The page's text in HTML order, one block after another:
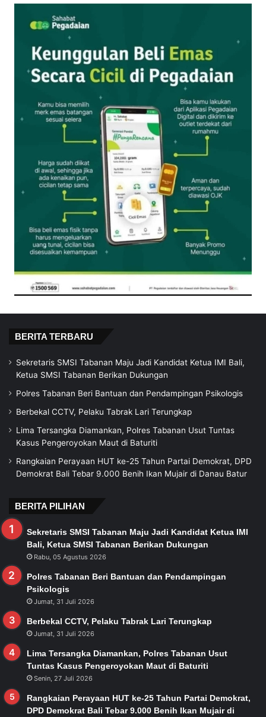
BERITA TERBARU
Sekretaris SMSI Tabanan Maju Jadi Kandidat Ketua IMI Bali,
Ketua SMSI Tabanan Berikan Dukungan
Polres Tabanan Beri Bantuan dan Pendampingan Psikologis
Berbekal CCTV, Pelaku Tabrak Lari Terungkap
Lima Tersangka Diamankan, Polres Tabanan Usut Tuntas
Kasus Pengeroyokan Maut di Baturiti
Rangkaian Perayaan HUT ke-25 Tahun Partai Demokrat, DPD
Demokrat Bali Tebar 9.000 Benih Ikan Mujair di Danau Batur
BERITA PILIHAN
Sekretaris SMSI Tabanan Maju Jadi Kandidat Ketua IMI
Bali, Ketua SMSI Tabanan Berikan Dukungan
Rabu, 05 Agustus 2026
Polres Tabanan Beri Bantuan dan Pendampingan
Psikologis
Jumat, 31 Juli 2026
Berbekal CCTV, Pelaku Tabrak Lari Terungkap
Jumat, 31 Juli 2026
Lima Tersangka Diamankan, Polres Tabanan Usut
Tuntas Kasus Pengeroyokan Maut di Baturiti
Senin, 27 Juli 2026
Rangkaian Perayaan HUT ke-25 Tahun Partai Demokrat,
DPD Demokrat Bali Tebar 9.000 Benih Ikan Mujair di